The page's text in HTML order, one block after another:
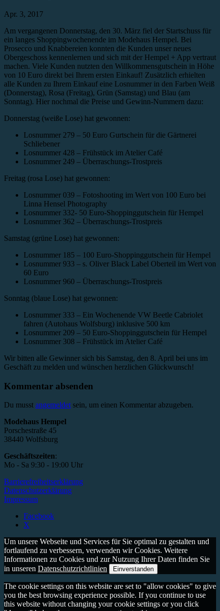
Apr. 3, 2017
Am vergangenen Donnerstag, den 30. März fiel der Startschuss für
ein langes Shoppingwochenende im Modehaus Hempel. Bei
Prosecco und Knabbereien konnten die Kunden unser neues
Obergeschoss kennenlernen und sich mit der Hempel + App vertraut
machen. Viele Kunden nutzten den Willkommensgutschein in Höhe
von 10 Euro direkt bei Ihrem ersten Einkauf! Zusätzlich erhielten
alle Kunden zu Ihrem Einkauf eine Losnummer in den Farben Weiß
(Donnerstag), Rosa (Freitag), Grün (Samstag) und Blau (am
Sonntag). Hier nochmal die Preise und Gewinn-Nummern dazu:
Donnerstag (weiße Lose) hat gewonnen:
Losnummer 279 – 50 Euro Gurtschein für die Gärtnerei
Schliebener
Losnummer 428 – Frühstück im Atelier Café
Losnummer 249 – Überraschungs-Trostpreis
Freitag (rosa Lose) hat gewonnen:
Losnummer 039 – Fotoshooting im Wert von 100 Euro bei
Linna Hensel Photography
Losnummer 332- 50 Euro-Shoppinggutschein für Hempel
Losnummer 362 – Überraschungs-Trostpreis
Samstag (grüne Lose) hat gewonnen:
Losnummer 185 – 100 Euro-Shoppinggutschein für Hempel
Losnummer 933 – s. Oliver Black Label Oberteil im Wert von
60 Euro
Losnummer 960 – Überraschungs-Trostpreis
Sonntag (blaue Lose) hat gewonnen:
Losnummer 333 – Ein Wochenende VW Beetle Cabriolet
fahren (Autohaus Wolfsburg) inklusive 500 km
Losnummer 209 – 50 Euro-Shoppinggutschein für Hempel
Losnummer 308 – Frühstück im Atelier Café
Wir bitten alle Gewinner sich bis Samstag, den 8. April bei uns im
Geschäft zu melden und wünschen herzlichen Glückwunsch!
Kommentar absenden
Du musst angemeldet sein, um einen Kommentar abzugeben.
Modehaus Hempel
Porschestraße 45
38440 Wolfsburg
Geschäftszeiten:
Mo - Sa 9:30 - 19:00 Uhr
Barrierefreiheitserklärung
Datenschutzerklärung
Impressum
Facebook
X
Um unsere Webseite und Services für Sie optimal zu gestalten und
fortlaufend zu verbessern, verwenden wir Cookies. Weitere
Informationen zu Cookies und zur Nutzung Ihrer Daten finden Sie
in unseren Datenschutzrichtlinien Einverstanden
The cookie settings on this website are set to "allow cookies" to give
you the best browsing experience possible. If you continue to use
this website without changing your cookie settings or you click